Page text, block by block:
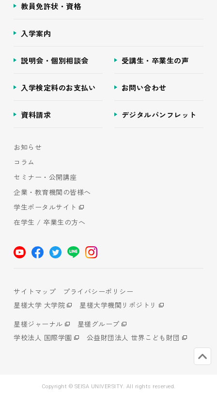
教員免許状・資格
入学案内
説明会・個別相談会 受講生・卒業生の声
入学検定料のお支払い お問い合わせ
資料請求 デジタルパンフレット
お知らせ
コラム
セミナー・公開講座
企業・教育機関の皆様へ
学生ポータルサイト
在学生 / 卒業生の方へ
サイトマップ
プライバシーポリシー
星槎大学 大学院
星槎大学機関リポジトリ
星槎ジャーナル
星槎グループ
学校法人 国際学園
公益財団法人 世界こども財団
Copyright © SEISA UNIVERSITY. All rights reserved.